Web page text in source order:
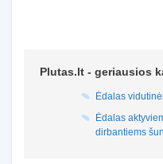
Plutas.lt - geriausios
Ėdalas
Ėdalas
dirbantiems